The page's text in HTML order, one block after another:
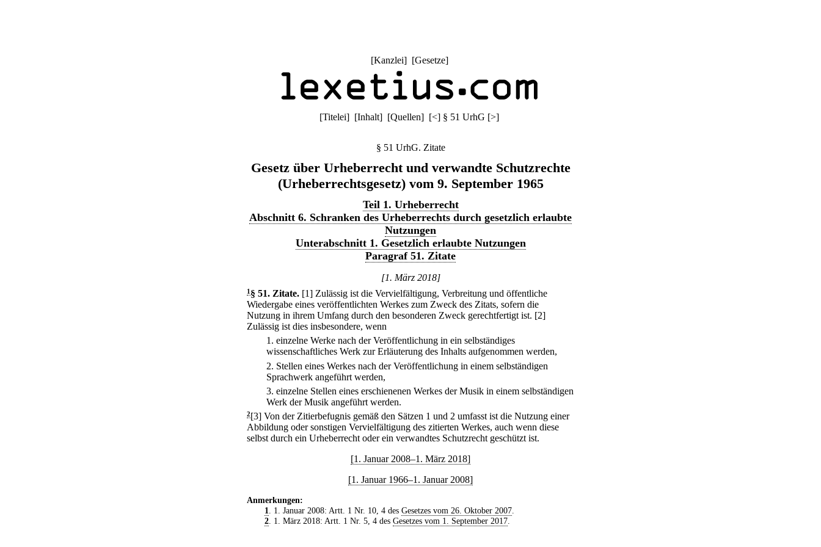
[Kanzlei] [Gesetze]
[Titelei] [Inhalt] [Quellen] [<] § 51 UrhG [>]
§ 51 UrhG. Zitate
Gesetz über Urheberrecht und verwandte Schutzrechte
(Urheberrechtsgesetz) vom 9. September 1965
Teil 1. Urheberrecht
Abschnitt 6. Schranken des Urheberrechts durch gesetzlich erlaubte
Nutzungen
Unterabschnitt 1. Gesetzlich erlaubte Nutzungen
Paragraf 51. Zitate
[1. März 2018]
1 § 51. Zitate. [1] Zulässig ist die Vervielfältigung, Verbreitung und öffentliche
Wiedergabe eines veröffentlichten Werkes zum Zweck des Zitats, sofern die
Nutzung in ihrem Umfang durch den besonderen Zweck gerechtfertigt ist. [2]
Zulässig ist dies insbesondere, wenn
1. einzelne Werke nach der Veröffentlichung in ein selbständiges
wissenschaftliches Werk zur Erläuterung des Inhalts aufgenommen werden,
2. Stellen eines Werkes nach der Veröffentlichung in einem selbständigen
Sprachwerk angeführt werden,
3. einzelne Stellen eines erschienenen Werkes der Musik in einem selbständigen
Werk der Musik angeführt werden.
2[3] Von der Zitierbefugnis gemäß den Sätzen 1 und 2 umfasst ist die Nutzung einer
Abbildung oder sonstigen Vervielfältigung des zitierten Werkes, auch wenn diese
selbst durch ein Urheberrecht oder ein verwandtes Schutzrecht geschützt ist.
[1. Januar 2008–1. März 2018]
[1. Januar 1966–1. Januar 2008]
Anmerkungen:
1
. 1. Januar 2008: Artt. 1 Nr. 10, 4 des Gesetzes vom 26. Oktober 2007.
2. 1. März 2018: Artt. 1 Nr. 5, 4 des Gesetzes vom 1. September 2017.